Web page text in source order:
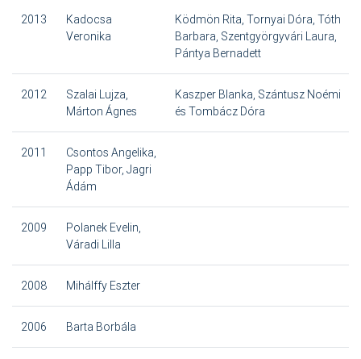
2013
Kadocsa
Veronika
Ködmön Rita, Tornyai Dóra, Tóth
Barbara, Szentgyörgyvári Laura,
Pántya Bernadett
2012
Szalai Lujza,
Márton Ágnes
Kaszper Blanka, Szántusz Noémi
és Tombácz Dóra
2011
Csontos Angelika,
Papp Tibor, Jagri
Ádám
2009
Polanek Evelin,
Váradi Lilla
2008 Mihálffy Eszter
2006 Barta Borbála